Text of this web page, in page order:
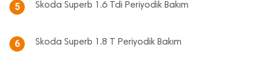
5 Skoda Superb 1.6 Tdi Periyodik Bakım
6 Skoda Superb 1.8 T Periyodik Bakım